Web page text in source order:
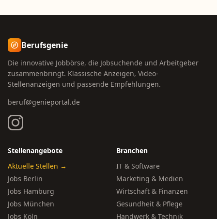
Berufsgenie
Die innovative Jobbörse, die Jobsuchende und Arbeitgeber
zusammenbringt. Klassische Anzeigen, Video-
Stellenanzeigen und passende Empfehlungen.
beruf@genieportal.de
Stellenangebote
Aktuelle Stellen →
Jobs Berlin
Jobs Hamburg
Jobs München
Jobs Köln
Branchen
IT & Software
Marketing & Medien
Wirtschaft & Finanzen
Gesundheit & Pflege
Handwerk & Technik